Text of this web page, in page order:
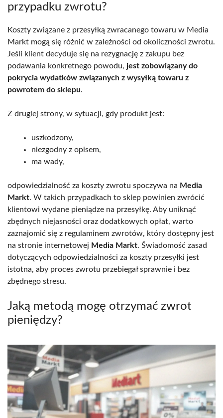
przypadku zwrotu?
Koszty związane z przesyłką zwracanego towaru w Media
Markt mogą się różnić w zależności od okoliczności zwrotu.
Jeśli klient decyduje się na rezygnację z zakupu bez
podawania konkretnego powodu, jest zobowiązany do
pokrycia wydatków związanych z wysyłką towaru z
powrotem do sklepu.
Z drugiej strony, w sytuacji, gdy produkt jest:
uszkodzony,
niezgodny z opisem,
ma wady,
odpowiedzialność za koszty zwrotu spoczywa na Media
Markt. W takich przypadkach to sklep powinien zwrócić
klientowi wydane pieniądze na przesyłkę. Aby uniknąć
zbędnych niejasności oraz dodatkowych opłat, warto
zaznajomić się z regulaminem zwrotów, który dostępny jest
na stronie internetowej Media Markt. Świadomość zasad
dotyczących odpowiedzialności za koszty przesyłki jest
istotna, aby proces zwrotu przebiegał sprawnie i bez
zbędnego stresu.
Jaką metodą mogę otrzymać zwrot
pieniędzy?